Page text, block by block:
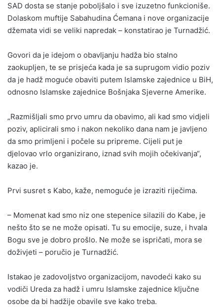
SAD dosta se stanje poboljšalo i sve izuzetno funkcioniše.
Dolaskom muftije Sabahudina Ćemana i nove organizacije
džemata vidi se veliki napredak – konstatirao je Turnadžić.
Govori da je idejom o obavljanju hadža bio stalno
zaokupljen, te se prisjeća kada je sa suprugom vidio poziv
da je hadž moguće obaviti putem Islamske zajednice u BiH,
odnosno Islamske zajednice Bošnjaka Sjeverne Amerike.
„Razmišljali smo prvo umru da obavimo, ali kad smo vidjeli
poziv, aplicirali smo i nakon nekoliko dana nam je javljeno
da smo primljeni i počele su pripreme. Cijeli put je
djelovao vrlo organizirano, iznad svih mojih očekivanja“,
kazao je.
Prvi susret s Kabo, kaže, nemoguće je izraziti riječima.
– Momenat kad smo niz one stepenice silazili do Kabe, je
nešto što se ne može opisati. Tu su emocije, suze, i hvala
Bogu sve je dobro prošlo. Ne može se ispričati, mora se
doživjeti – poručio je Turnadžić.
Istakao je zadovoljstvo organizacijom, navodeći kako su
vodiči Ureda za hadž i umru Islamske zajednice ključne
osobe da bi hadžije obavile sve kako treba.